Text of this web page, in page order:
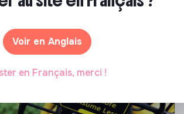
mais tu ne sais pas par où
de panique, on te propose une
aux métiers de la transition
!
Voir en Anglais
en Français, merci !